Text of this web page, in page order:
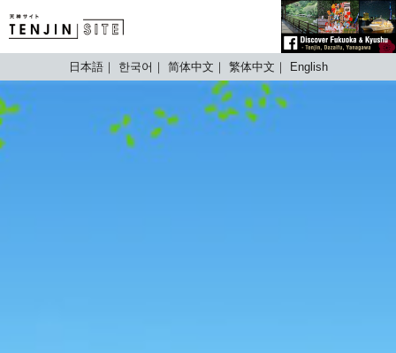
TENJIN SITE
日本語 한국어 简体中文 繁体中文 English